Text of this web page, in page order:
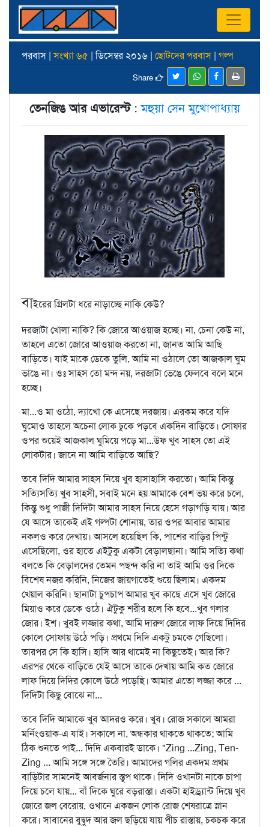
পরবাস |সংখ্যা ৬৫ | ডিসেম্বর ২০১৬ | ছোটদের পরবাস | গল্প
Share
তেনজিঙ আর এভারেস্ট:মহুয়া সেন মুখোপাধ্যায়
বাইরের গ্রিলটা ধরে নাড়াচ্ছে নাকি কেউ?
দরজাটা খোলা নাকি? কি জোরে আওয়াজ হচ্ছে। না, চেনা কেউ না,
তাহলে এতো জোরে আওয়াজ করতো না, জানত আমি আছি
বাড়িতে। যাই মাকে ডেকে তুলি, আমি না ওঠালে তো আজকাল ঘুম
ভাঙে না। ওঃ সাহস তো মন্দ নয়, দরজাটা ভেঙে ফেলবে বলে মনে
হচ্ছে।
মা...ও মা ওঠো, দ্যাখো কে এসেছে দরজায়। এরকম করে যদি
ঘুমোও তাহলে অচেনা লোক ঢুকে পড়বে একদিন বাড়িতে। সোফার
ওপর শুয়েই আজকাল ঘুমিয়ে পড়ে মা...উফ খুব সাহস তো এই
লোকটার। জানে না আমি বাড়িতে আছি?
তবে দিদি আমার সাহস নিয়ে খুব হাসাহাসি করতো। আমি কিন্তু
সত্যিসত্যি খুব সাহসী, সবাই মনে হয় আমাকে বেশ ভয় করে চলে,
কিন্তু শুধু পাজী দিদিটা আমার সাহস নিয়ে হেসে গড়াগড়ি যায়। আর
যে আসে তাকেই এই গল্পটা শোনায়, তার ওপর আবার আমার
নকলও করে দেখায়। আসলে হয়েছিল কি, পাশের বাড়ির পিন্টু
এসেছিলো, ওর হাতে এইটুকু একটা বেড়ালছানা। আমি সত্যি কথা
বলতে কি বেড়ালদের তেমন পছন্দ করি না তাই আমি ওর দিকে
বিশেষ নজর করিনি, নিজের জায়গাতেই শুয়ে ছিলাম। একদম
খেয়াল করিনি। ছানাটা চুপচাপ আমার খুব কাছে এসে খুব জোরে
মিয়াও করে ডেকে ওঠে। ঐটুকু শরীর হলে কি হবে...খুব গলার
জোর। ইশ। খুবই লজ্জার কথা, আমি দারুণ জোরে লাফ দিয়ে দিদির
কোলে সোফায় উঠে পড়ি। প্রথমে দিদি একটু চমকে গেছিলো।
তারপর সে কি হাসি। হাসি আর থামেই না কিছুতেই। আর কি?
এরপর থেকে বাড়িতে যেই আসে তাকে দেখায় আমি কত জোরে
লাফ দিয়ে দিদির কোলে উঠে পড়েছি। আমার এতো লজ্জা করে ...
দিদিটা কিছু বোঝে না...
তবে দিদি আমাকে খুব আদরও করে। খুব। রোজ সকালে আমরা
মর্নিংওয়াক-এ যাই। সকালে না, অন্ধকার থাকতে থাকতে; আমি
ঠিক শুনতে পাই... দিদি একবারই ডাকে। "Zing ...Zing, Ten-
Zing ... আমি সঙ্গে সঙ্গে তৈরি। আমাদের গলির একদম প্রথম
বাড়িটার সামনেই আবর্জনার স্তূপ থাকে। দিদি ওখানটা নাকে চাপা
দিয়ে চলে যায়... বাঁ দিকে ঘুরে বড়রাস্তা। একটা হাইড্র্যান্ট দিয়ে খুব
জোরে জল বেরোয়, ওখানে একজন লোক রোজ শেষরাত্রে স্নান
করে। সাবানের বুদ্বুদ আর জল ছড়িয়ে যায় পীচ রাস্তায়, চকচক করে